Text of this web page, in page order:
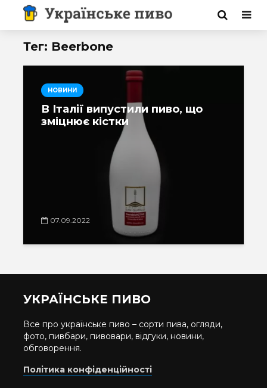
Тег: Beerbone
НОВИНИ
В Італії випустили пиво, що
зміцнює кістки
07.09.2022
УКРАЇНСЬКЕ ПИВО
Все про українське пиво – сорти пива, огляди,
фото, пивбари, пивовари, відгуки, новини,
обговорення.
Політика конфіденційності